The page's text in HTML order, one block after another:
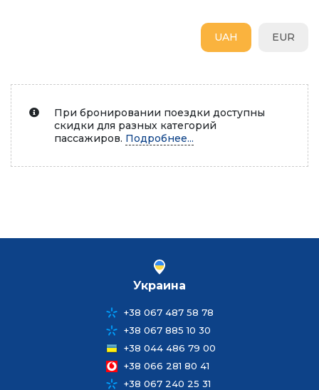
EUR
UAH
При бронировании поездки доступны
скидки для разных категорий
пассажиров. Подробнее...
Украина
+38 067 487 58 78
+38 067 885 10 30
+38 044 486 79 00
+38 066 281 80 41
+38 067 240 25 31